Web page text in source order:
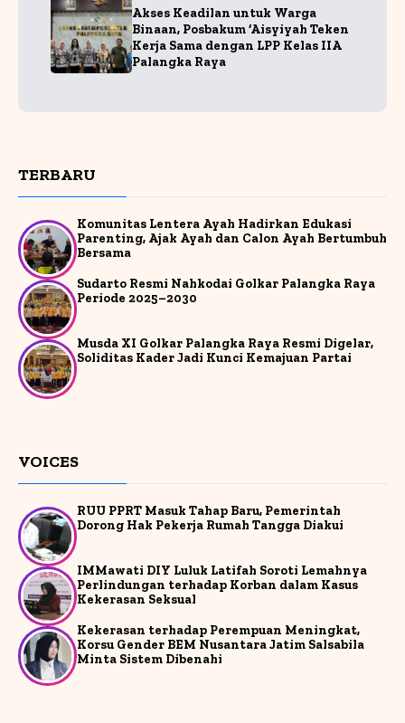
Akses Keadilan untuk Warga
Binaan, Posbakum ‘Aisyiyah Teken
Kerja Sama dengan LPP Kelas IIA
Palangka Raya
TERBARU
Komunitas Lentera Ayah Hadirkan Edukasi
Parenting, Ajak Ayah dan Calon Ayah Bertumbuh
Bersama
Sudarto Resmi Nahkodai Golkar Palangka Raya
Periode 2025–2030
Musda XI Golkar Palangka Raya Resmi Digelar,
Soliditas Kader Jadi Kunci Kemajuan Partai
VOICES
RUU PPRT Masuk Tahap Baru, Pemerintah
Dorong Hak Pekerja Rumah Tangga Diakui
IMMawati DIY Luluk Latifah Soroti Lemahnya
Perlindungan terhadap Korban dalam Kasus
Kekerasan Seksual
Kekerasan terhadap Perempuan Meningkat,
Korsu Gender BEM Nusantara Jatim Salsabila
Minta Sistem Dibenahi